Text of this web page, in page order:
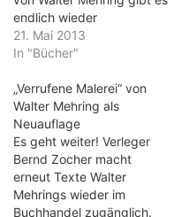
endlich wieder
21. Mai 2013
In "Bücher"
„Verrufene Malerei“ von
Walter Mehring als
Neuauflage
Es geht weiter! Verleger
Bernd Zocher macht
erneut Texte Walter
Mehrings wieder im
Buchhandel zugänglich.